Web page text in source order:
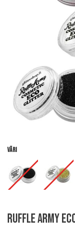
Väri
to
Ruffle Army